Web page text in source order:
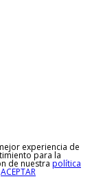
experiencia de
para la
de nuestra política
ACEPTAR